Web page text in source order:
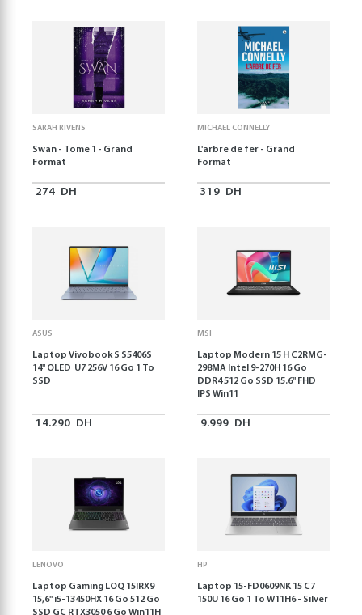
SARAH RIVENS
Swan - Tome 1 - Grand
Format
274 DH
MICHAEL CONNELLY
L'arbre de fer - Grand
Format
319 DH
ASUS
Laptop Vivobook S S5406S
14" OLED U7 256V 16 Go 1 To
SSD
14.290 DH
MSI
Laptop Modern 15 H C2RMG-
298MA Intel 9-270H 16 Go
DDR4 512 Go SSD 15.6" FHD
IPS Win11
9.999 DH
LENOVO
Laptop Gaming LOQ 15IRX9
15,6'' i5-13450HX 16 Go 512 Go
SSD GC RTX3050 6 Go Win11H
HP
Laptop 15-FD0609NK 15 C7
150U 16 Go 1 To W11H6 - Silver